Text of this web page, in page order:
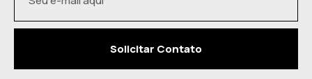
Solicitar Contato